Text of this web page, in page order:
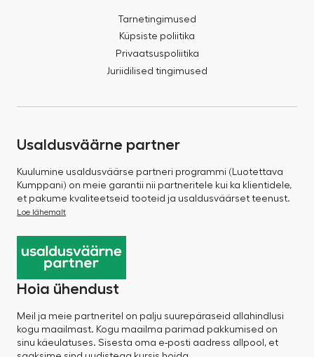
Tarnetingimused
Küpsiste poliitika
Privaatsuspoliitika
Juriidilised tingimused
Usaldusväärne partner
Kuulumine usaldusväärse partneri programmi (Luotettava
Kumppani) on meie garantii nii partneritele kui ka klientidele,
et pakume kvaliteetseid tooteid ja usaldusväärset teenust.
Loe lähemalt
Hoia ühendust
Meil ja meie partneritel on palju suurepäraseid allahindlusi
kogu maailmast. Kogu maailma parimad pakkumised on
sinu käeulatuses. Sisesta oma e-posti aadress allpool, et